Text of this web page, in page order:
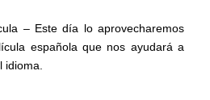
– Este día lo aprovecharemos
española que nos ayudará a